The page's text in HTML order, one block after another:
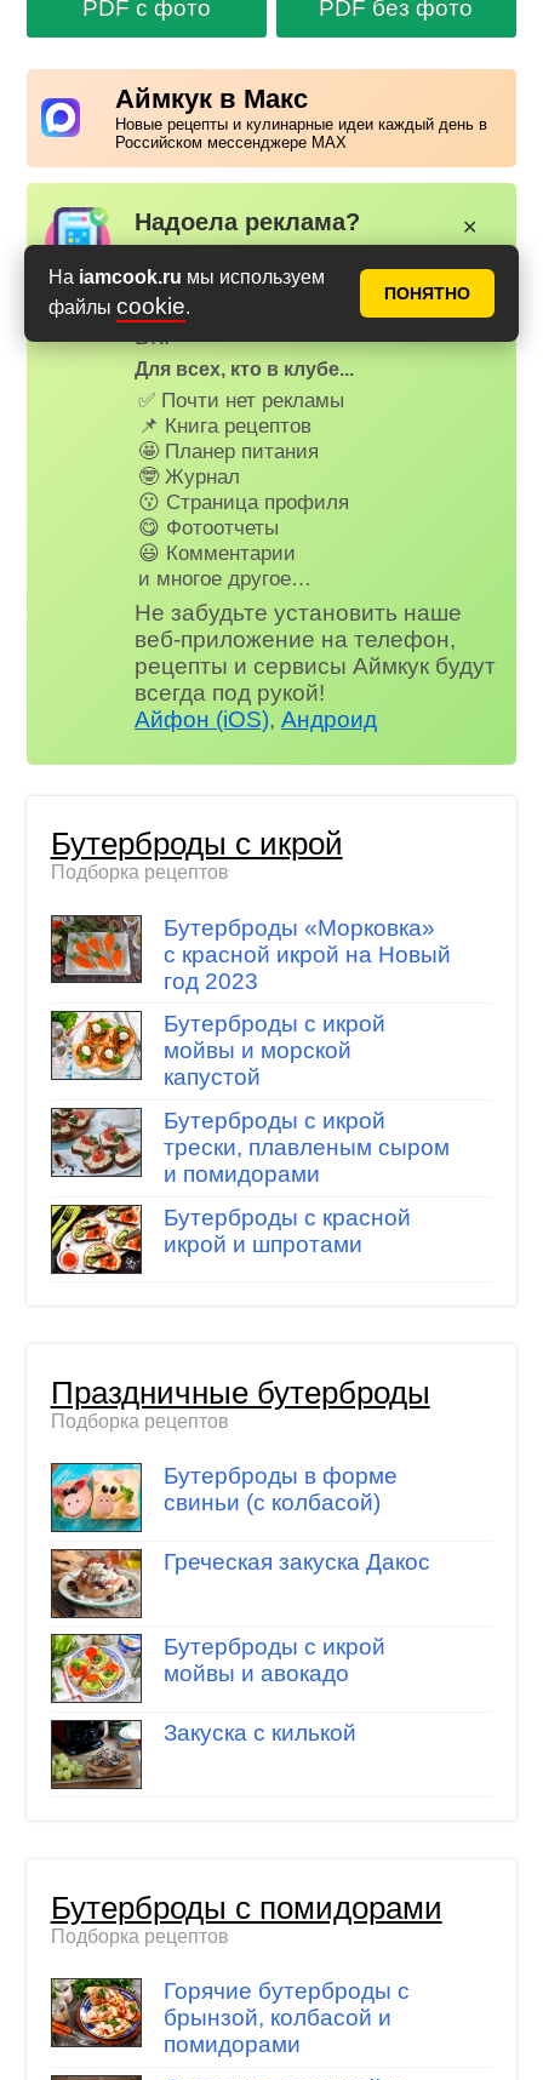
На iamcook.ru мы используем
файлы cookie.
ПОНЯТНО
PDF с фото PDF без фото
Аймкук в Макс
Новые рецепты и кулинарные идеи каждый день в
Российском мессенджере MAX
Надоела реклама?
зарегистируйтесь
или войдите
на наш сайт через Яндекс или
ВК.
Для всех, кто в клубе...
✅ Почти нет рекламы
📌 Книга рецептов
🤩 Планер питания
🤓 Журнал
😗 Страница профиля
😋 Фотоотчеты
😃 Комментарии
и многое другое…
Не забудьте установить наше
веб-приложение на телефон,
рецепты и сервисы Аймкук будут
всегда под рукой!
Айфон (iOS),Андроид
✕
Бутерброды с икрой
Подборка рецептов
Бутерброды «Морковка»
с красной икрой на Новый
год 2023
Бутерброды с икрой
мойвы и морской
капустой
Бутерброды с икрой
трески, плавленым сыром
и помидорами
Бутерброды с красной
икрой и шпротами
Праздничные бутерброды
Подборка рецептов
Бутерброды в форме
свиньи (с колбасой)
Греческая закуска Дакос
Бутерброды с икрой
мойвы и авокадо
Закуска с килькой
Бутерброды с помидорами
Подборка рецептов
Горячие бутерброды с
брынзой, колбасой и
помидорами